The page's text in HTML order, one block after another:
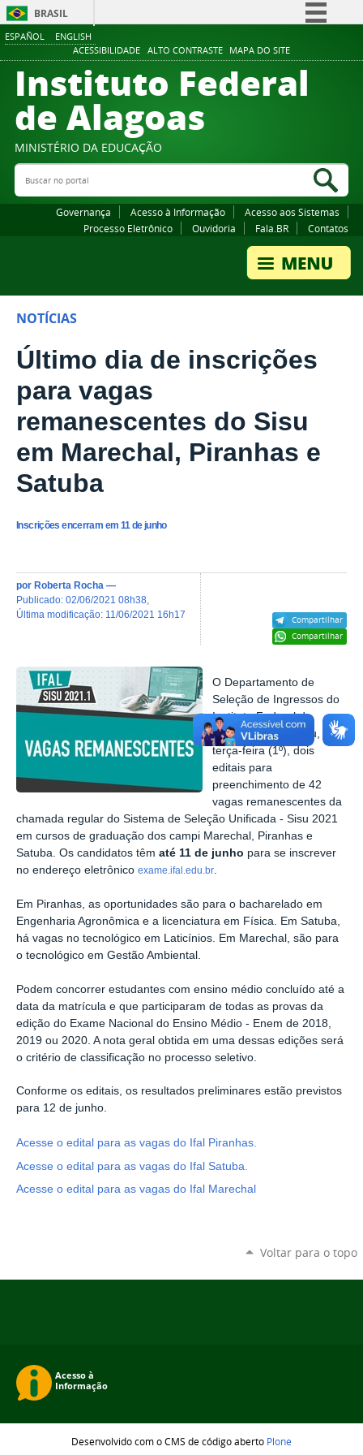
ESPAÑOL ENGLISH
ACESSIBILIDADE ALTO CONTRASTE MAPA DO SITE
BRASIL
Comunica BR
Participe
Canais
Instituto Federal
de Alagoas
MINISTÉRIO DA EDUCAÇÃO
Buscar no portal
Governança Acesso à Informação
Acesso aos Sistemas
Processo Eletrônico
Ouvidoria Fala.BR Contatos
NOTÍCIAS
Último dia de inscrições
para vagas
remanescentes do Sisu
em Marechal, Piranhas e
Satuba
Inscrições encerram em 11 de junho
Compartilhar
Compartilhar
por Roberta Rocha —
publicado: 02/06/2021 08h38
última modificação: 11/06/2021 16h17
O Departamento de
Seleção de Ingressos do
Instituto Federal de
Alagoas - Ifal lançou, na
terça-feira (1º), dois
editais para
preenchimento de 42
vagas remanescentes da
chamada regular do Sistema de Seleção Unificada - Sisu 2021
em cursos de graduação dos campi Marechal, Piranhas e
Satuba. Os candidatos têm até 11 de junho para se inscrever
no endereço eletrônico exame.ifal.edu.br
Em Piranhas, as oportunidades são para o bacharelado em
Engenharia Agronômica e a licenciatura em Física. Em Satuba,
há vagas no tecnológico em Laticínios. Em Marechal, são para
o tecnológico em Gestão Ambiental.
Podem concorrer estudantes com ensino médio concluído até a
data da matrícula e que participaram de todas as provas da
edição do Exame Nacional do Ensino Médio - Enem de 2018,
2019 ou 2020. A nota geral obtida em uma dessas edições será
o critério de classificação no processo seletivo.
Conforme os editais, os resultados preliminares estão previstos
para 12 de junho.
Acesse o edital para as vagas do Ifal Piranhas.
Acesse o edital para as vagas do Ifal Satuba.
Acesse o edital para as vagas do Ifal Marechal
Voltar para o topo
Desenvolvido com o CMS de código aberto Plone